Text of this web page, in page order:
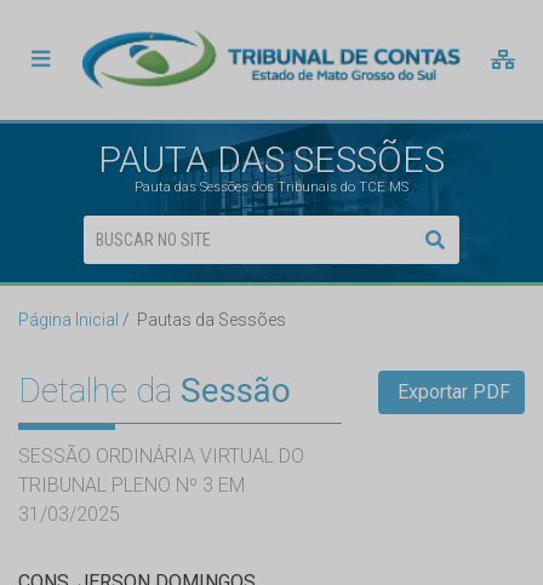
PAUTA DAS SESSÕES
Pauta das Sessões dos Tribunais do TCE MS
Página Inicial Pautas da Sessões
Detalhe da Sessão
SESSÃO ORDINÁRIA VIRTUAL DO
TRIBUNAL PLENO Nº 3 EM
31/03/2025
Exportar PDF